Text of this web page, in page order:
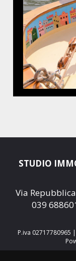
STUDIO
Via
039
P.iva 02717780965